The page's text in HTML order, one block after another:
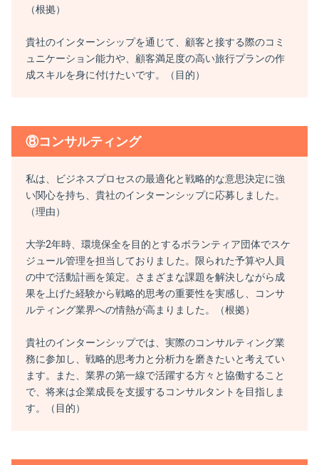
（根拠）
貴社のインターンシップを通じて、顧客と接する際のコミ
ュニケーション能力や、顧客満足度の高い旅行プランの作
成スキルを身に付けたいです。（目的）
⑧コンサルティング
私は、ビジネスプロセスの最適化と戦略的な意思決定に強
い関心を持ち、貴社のインターンシップに応募しました。
（理由）
大学2年時、環境保全を目的とするボランティア団体でスケ
ジュール管理を担当しておりました。限られた予算や人員
の中で活動計画を策定。さまざまな課題を解決しながら成
果を上げた経験から戦略的思考の重要性を実感し、コンサ
ルティング業界への情熱が高まりました。（根拠）
貴社のインターンシップでは、実際のコンサルティング業
務に参加し、戦略的思考力と分析力を磨きたいと考えてい
ます。また、業界の第一線で活躍する方々と協働すること
で、将来は企業成長を支援するコンサルタントを目指しま
す。（目的）